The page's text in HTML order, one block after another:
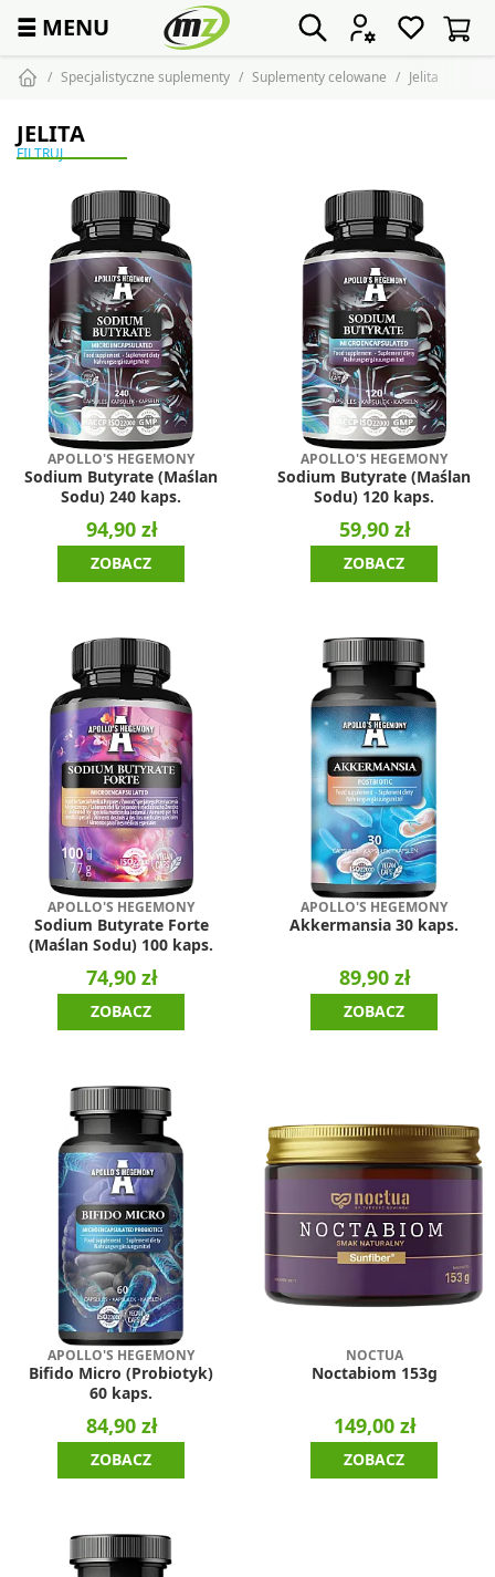
☰ MENU
Specjalistyczne suplementy Suplementy celowane Jelita
JELITA
FILTRUJ
APOLLO'S HEGEMONY
Sodium Butyrate (Maślan
Sodu) 240 kaps.
94,90 zł
ZOBACZ
APOLLO'S HEGEMONY
Sodium Butyrate (Maślan
Sodu) 120 kaps.
59,90 zł
ZOBACZ
APOLLO'S HEGEMONY
Sodium Butyrate Forte
(Maślan Sodu) 100 kaps.
74,90 zł
ZOBACZ
APOLLO'S HEGEMONY
Akkermansia 30 kaps.
89,90 zł
ZOBACZ
APOLLO'S HEGEMONY
Bifido Micro (Probiotyk)
60 kaps.
84,90 zł
ZOBACZ
NOCTUA
Noctabiom 153g
149,00 zł
ZOBACZ